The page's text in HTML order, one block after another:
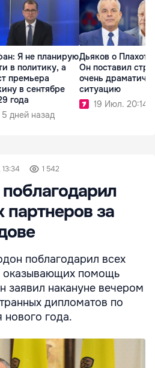
Я не планирую
в политику, а
премьера
в сентябре
года
5 дней назад
Дьяков о
Он поставил
очень
ситуацию
19 Июл. 20:14
1 542
партнеров за
поблагодарил всех
оказывающих помощь
заявил накануне вечером
дипломатов по
нового года.